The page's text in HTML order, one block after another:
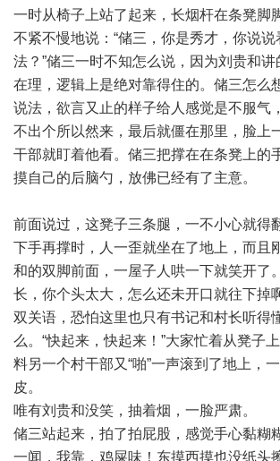
一时从椅子上站了起来，长烟杆在条凳脚
不紧不慢地说：“储三，你是秀才，你说
法？”储三一时不知怎么说，因为刘贵和
在理，逻辑上是绝对靠得住的。储三怎么
说法，欲言又止的样子给人感觉是不服气
不出个所以然来，最后就僵在那里，脸上
干部就盯着他看。储三把撑在在条凳上的
摸自己的后脑勺，放佛已经有了主意。
前面说过，这凳子三条腿，一不小心就得
下手再撑时，人一歪就坐在了地上，而且
和的双脚前面，一屋子人哄一下就笑开了
长，你个头太大，怎么还未开口就往下掉
双关语，恐怕这里也只有书记和村长听得
么。“快起来，快起来！”大家忙着从凳子
料另一个村干部又“啪”一声滚到了地上，
皮。
唯有刘贵和没笑，抽着烟，一脸严肃。
储三站起来，拍了拍屁股，感觉手心黏糊
一闻，我靠，鸡屎味！东摸西摸也没纸头